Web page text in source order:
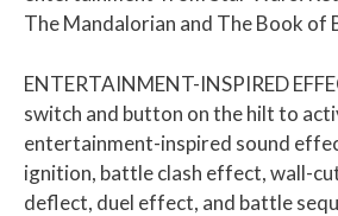
The Mandalorian and The Book of
ENTERTAINMENT-INSPIRED
switch and button on the hilt to
entertainment-inspired sound
ignition, battle clash effect, wall-
deflect, duel effect, and battle